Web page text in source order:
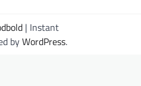
| Instant
byWordPress.